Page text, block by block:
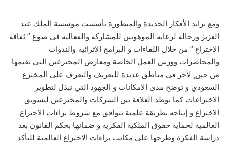
ومع تزايد الأفكار الجديدة والمتطورة تأسست مؤسسة الملك عبد
العزيز ورجاله لرعاية الموهوبين للمشاركة والفعالية في صوغ ” ثقافة
الاختراع ” من خلال اللقاءات و البرامج الاثرائية والندوات
والمحاضرات وورش العمل الخاصة ومعارض المخترعين التي تقيمها
من حين ٍ لآخر في مناطق عديدة للتعريف والتعرف على المخترع
السعودي و توضح مدى الإمكانات و الجهود التي تبذل لتطوير
الاختراعات كما توطد العلاقة بين الشركات والمخترعين لتسويق
الاختراع و إنتاجه بطريقة علمية تتوافق مع شروط براءات الاختراع
العالمية لحماية حقوق الملكية الفكرية و ضمانها بحكم القانون بعد
دراسة الفكرة وطرحها على مكاتب براءات الاختراع العالمية للتأكد